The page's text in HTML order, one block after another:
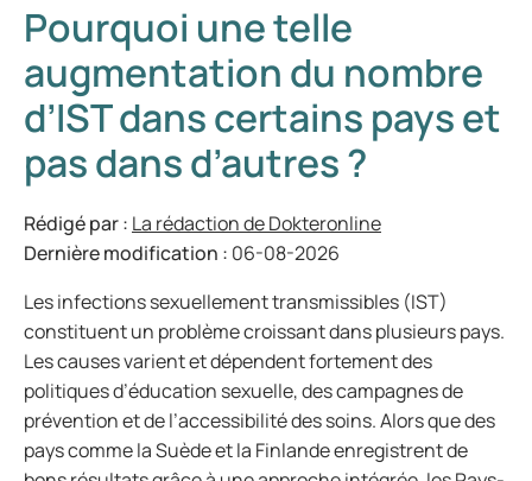
Pourquoi une telle
augmentation du nombre
d’IST dans certains pays et
pas dans d’autres ?
Rédigé par : La rédaction de Dokteronline
Dernière modification : 06-08-2026
Les infections sexuellement transmissibles (IST)
constituent un problème croissant dans plusieurs pays.
Les causes varient et dépendent fortement des
politiques d’éducation sexuelle, des campagnes de
prévention et de l’accessibilité des soins. Alors que des
pays comme la Suède et la Finlande enregistrent de